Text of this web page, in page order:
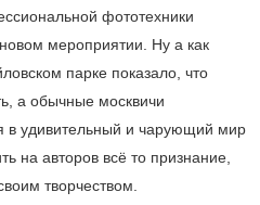
фототехники
мероприятии. Ну а как
парке показало, что
а обычные москвичи
в удивительный и чарующий мир
на авторов всё то признание,
творчеством.